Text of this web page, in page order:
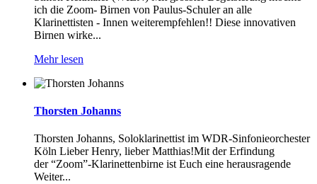
ich die Zoom- Birnen von Paulus-Schuler an alle
Klarinettisten - Innen weiterempfehlen!! Diese innovativen
Birnen wirke...
Mehr lesen
Thorsten Johanns
Thorsten Johanns, Soloklarinettist im WDR-Sinfonieorchester
Köln Lieber Henry, lieber Matthias!Mit der Erfindung
der “Zoom”-Klarinettenbirne ist Euch eine herausragende
Weiter...